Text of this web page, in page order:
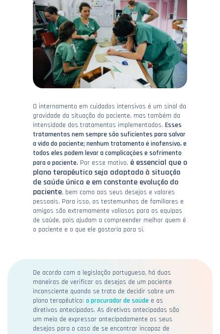
O internamento em cuidados intensivos é um sinal da
gravidade da situação do paciente, mas também da
intensidade dos tratamentos implementados. Esses
tratamentos nem sempre são suficientes para salvar
a vida do paciente; nenhum tratamento é inofensivo, e
todos eles podem levar a complicações e sofrimento
para o paciente. Por esse motivo, é essencial que o
plano terapêutico seja adaptado à situação
de saúde única e em constante evolução do
paciente, bem como aos seus desejos e valores
pessoais. Para isso, os testemunhos de familiares e
amigos são extremamente valiosos para as equipas
de saúde, pois ajudam a compreender melhor quem é
o paciente e o que ele gostaria para si.
De acordo com a legislação portuguesa, há duas
maneiras de verificar os desejos de um paciente
inconsciente quando se trata de decidir sobre um
plano terapêutico: o procurador de saúde e as
diretivas antecipadas. As diretivas antecipadas são
um meio de expressar antecipadamente os seus
desejos para o caso de se encontrar incapaz de